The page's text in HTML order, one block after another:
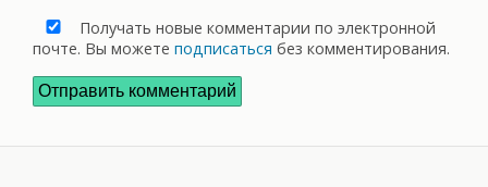
Получать новые комментарии по электронной
почте. Вы можете подписаться без комментирования.